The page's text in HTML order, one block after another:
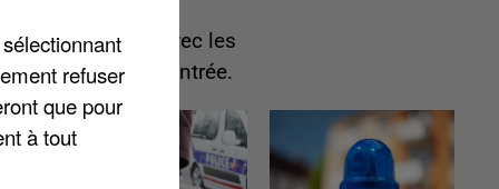
commun" avec les
partis à la rentrée.
refuser
que pour
à tout